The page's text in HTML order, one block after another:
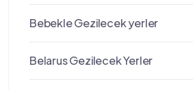
Bebekle Gezilecek yerler
Belarus Gezilecek Yerler